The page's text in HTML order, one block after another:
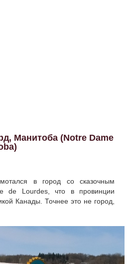
Манитоба (Notre Dame
в город со сказочным
de Lourdes, что в провинции
Канады. Точнее это не город,